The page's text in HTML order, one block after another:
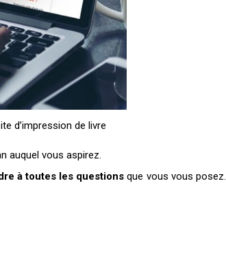
d’impression de livre
auquel vous aspirez.
à toutes les questions que vous vous posez.